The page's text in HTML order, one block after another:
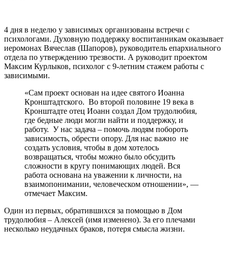
4 дня в неделю у зависимых организованы встречи с
психологами. Духовную поддержку воспитанникам оказывает
иеромонах Вячеслав (Шапоров), руководитель епархиального
отдела по утверждению трезвости. А руководит проектом
Максим Курлыков, психолог с 9-летним стажем работы с
зависимыми.
«Сам проект основан на идее святого Иоанна
Кронштадтского. Во второй половине 19 века в
Кронштадте отец Иоанн создал Дом трудолюбия,
где бедные люди могли найти и поддержку, и
работу. У нас задача – помочь людям побороть
зависимость, обрести опору. Для нас важно не
создать условия, чтобы в дом хотелось
возвращаться, чтобы можно было обсудить
сложности в кругу понимающих людей. Вся
работа основана на уважении к личности, на
взаимопонимании, человеческом отношении», —
отмечает Максим.
Один из первых, обратившихся за помощью в Дом
трудолюбия – Алексей (имя изменено). За его плечами
несколько неудачных браков, потеря смысла жизни.